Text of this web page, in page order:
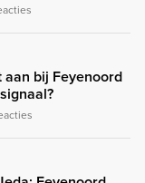
bij Feyenoord